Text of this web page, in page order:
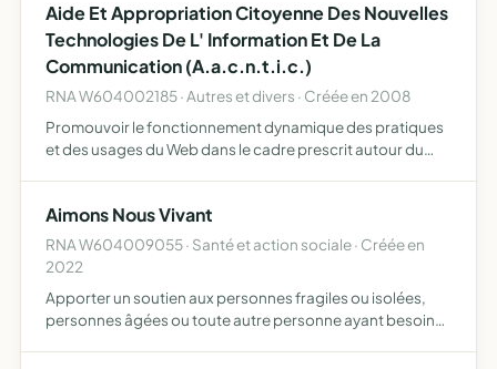
Aide Et Appropriation Citoyenne Des Nouvelles
Technologies De L' Information Et De La
Communication (A.a.c.n.t.i.c.)
RNA W604002185 · Autres et divers · Créée en 2008
Promouvoir le fonctionnement dynamique des pratiques
et des usages du Web dans le cadre prescrit autour du
Aimons Nous Vivant
RNA W604009055 · Santé et action sociale · Créée en
2022
Apporter un soutien aux personnes fragiles ou isolées,
personnes âgées ou toute autre personne ayant besoin